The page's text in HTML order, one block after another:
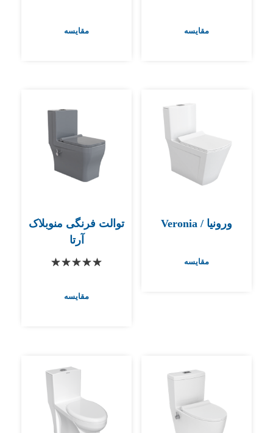
مقایسه مقایسه
ورونیا / Veronia
مقایسه
توالت فرنگی منوبلاک
آرتا
مقایسه